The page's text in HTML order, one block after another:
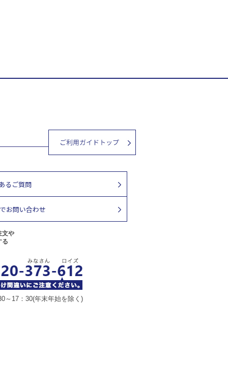
文や
る
～17：30(年末年始を除く)